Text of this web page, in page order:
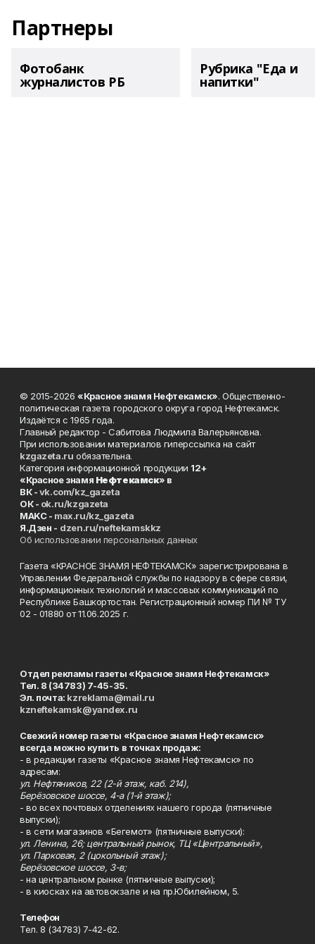
Партнеры
Фотобанк
журналистов РБ
Рубрика "Еда и
напитки"
© 2015-2026 «Красное знамя Нефтекамск». Общественно-
политическая газета городского округа город Нефтекамск.
Издаётся с 1965 года.
Главный редактор - Сабитова Людмила Валерьяновна.
При использовании материалов гиперссылка на сайт
kzgazeta.ru обязательна.
Категория информационной продукции 12+
«Красное знамя Нефтекамск» в
ВК -vk.com/kz_gazeta
ОК - ok.ru/kzgazeta
MAKC - max.ru/kz_gazeta
Я.Дзен - dzen.ru/neftekamskkz
Об использовании персональных данных
Газета «КРАСНОЕ ЗНАМЯ НЕФТЕКАМСК» зарегистрирована в
Управлении Федеральной службы по надзору в сфере связи,
информационных технологий и массовых коммуникаций по
Республике Башкортостан. Регистрационный номер ПИ № ТУ
02 - 01880 от 11.06.2025 г.
Отдел рекламы газеты «Красное знамя Нефтекамск»
Тел. 8 (34783) 7-45-35.
Эл. почта: kzreklama@mail.ru
kzneftekamsk@yandex.ru
Свежий номер газеты «Красное знамя Нефтекамск»
всегда можно купить в точках продаж:
- в редакции газеты «Красное знамя Нефтекамск» по
адресам:
ул. Нефтяников, 22 (2-й этаж, каб. 214),
Берёзовское шоссе, 4-а (1-й этаж);
- во всех почтовых отделениях нашего города (пятничные
выпуски);
- в сети магазинов «Бегемот» (пятничные выпуски):
ул. Ленина, 26; центральный рынок, ТЦ «Центральный»,
ул. Парковая, 2 (цокольный этаж);
Берёзовское шоссе, 3-в;
- на центральном рынке (пятничные выпуски);
- в киосках на автовокзале и на пр.Юбилейном, 5.
Телефон
Тел. 8 (34783) 7-42-62.